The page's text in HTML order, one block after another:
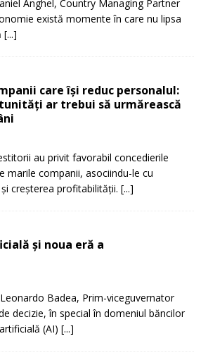
Anghel, Country Managing Partner
există momente în care nu lipsa
[...]
care își reduc personalul:
ar trebui să urmărească
au privit favorabil concedierile
marile companii, asociindu-le cu
creșterea profitabilității. [...]
și noua eră a
Badea, Prim-viceguvernator
decizie, în special în domeniul băncilor
(AI) [...]